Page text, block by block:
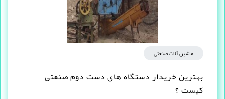
ماشین آلات صنعتی
بهترین خریدار دستگاه های دست دوم صنعتی
کیست ؟